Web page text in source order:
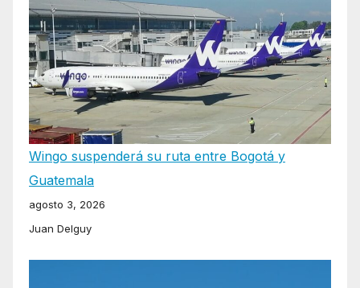
Wingo suspenderá su ruta entre Bogotá y
Guatemala
agosto 3, 2026
Juan Delguy